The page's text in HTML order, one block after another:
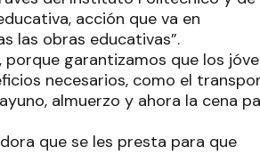
acción que va en
las obras educativas”.
garantizamos que los
necesarios, como el
almuerzo y ahora la cena
que se les presta para que